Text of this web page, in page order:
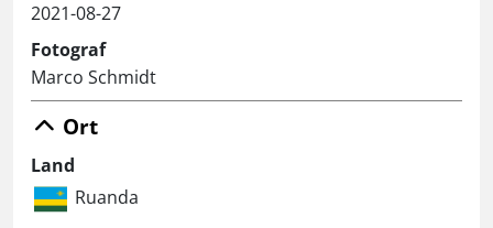
2021-08-27
Fotograf
Marco Schmidt
Ort
Land
Ruanda